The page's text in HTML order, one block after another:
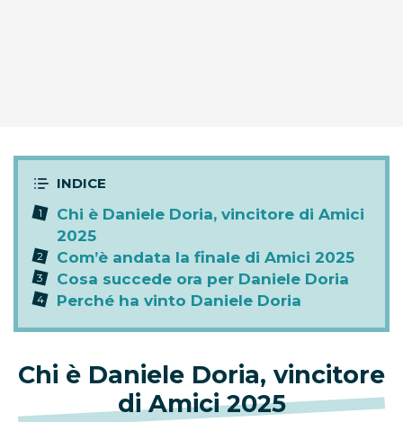
Chi è Daniele Doria, vincitore di Amici
2025
Com’è andata la finale di Amici 2025
Cosa succede ora per Daniele Doria
Perché ha vinto Daniele Doria
Chi è Daniele Doria, vincitore
di Amici 2025